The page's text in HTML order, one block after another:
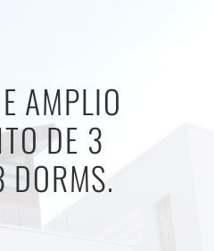
AMPLIO
DE 3
DORMS.